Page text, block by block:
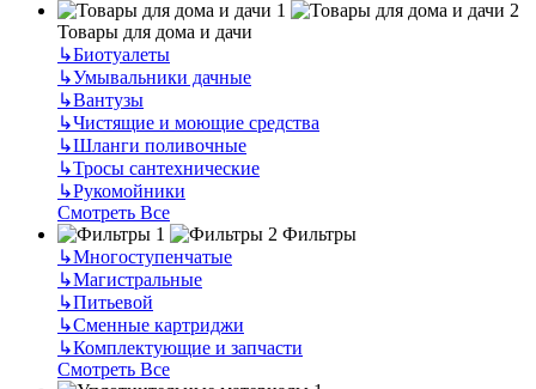
Товары для дома и дачи
↳Биотуалеты
↳Умывальники дачные
↳Вантузы
↳Чистящие и моющие средства
↳Шланги поливочные
↳Тросы сантехнические
↳Рукомойники
Смотреть Все
Фильтры
↳Многоступенчатые
↳Магистральные
↳Питьевой
↳Сменные картриджи
↳Комплектующие и запчасти
Смотреть Все